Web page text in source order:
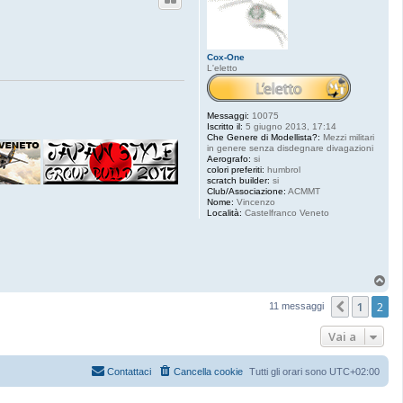
Cox-One
L'eletto
Messaggi: 10075
Iscritto il: 5 giugno 2013, 17:14
Che Genere di Modellista?: Mezzi militari
in genere senza disdegnare divagazioni
Aerografo: si
colori preferiti: humbrol
scratch builder: si
Club/Associazione: ACMMT
Nome: Vincenzo
Località: Castelfranco Veneto
11 messaggi 1 2
Vai a
Tutti gli orari sono UTC+02:00
Cancella cookie
Contattaci